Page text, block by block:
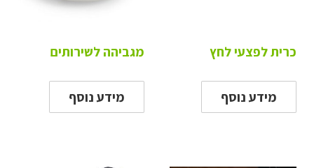
כרית לפצעי לחץ
מידע נוסף
מגביהה לשירותים
מידע נוסף